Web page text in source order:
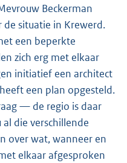
Beckerman
situatie in Krewerd.
een beperkte
zich erg met elkaar
initiatief een architect
een plan opgesteld.
— de regio is daar
die verschillende
over wat, wanneer en
elkaar afgesproken